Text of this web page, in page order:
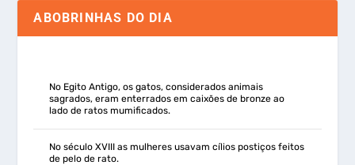
ABOBRINHAS DO DIA
No Egito Antigo, os gatos, considerados animais
sagrados, eram enterrados em caixões de bronze ao
lado de ratos mumificados.
No século XVIII as mulheres usavam cílios postiços feitos
de pelo de rato.